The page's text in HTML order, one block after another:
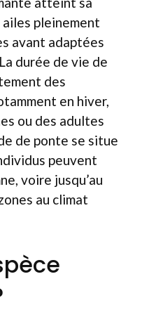
pleinement
avant adaptées
durée de vie de
des
en hiver,
ou des adultes
de ponte se situe
peuvent
voire jusqu’au
au climat